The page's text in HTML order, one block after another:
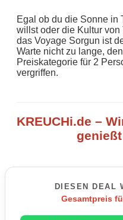
Egal ob du die Sonne in
willst oder die Kultur
das Voyage Sorgun ist
Warte nicht zu lange,
Preiskategorie für 2
vergriffen.
KREUCHi.de –
DIESEN DEAL
Gesamtpreis